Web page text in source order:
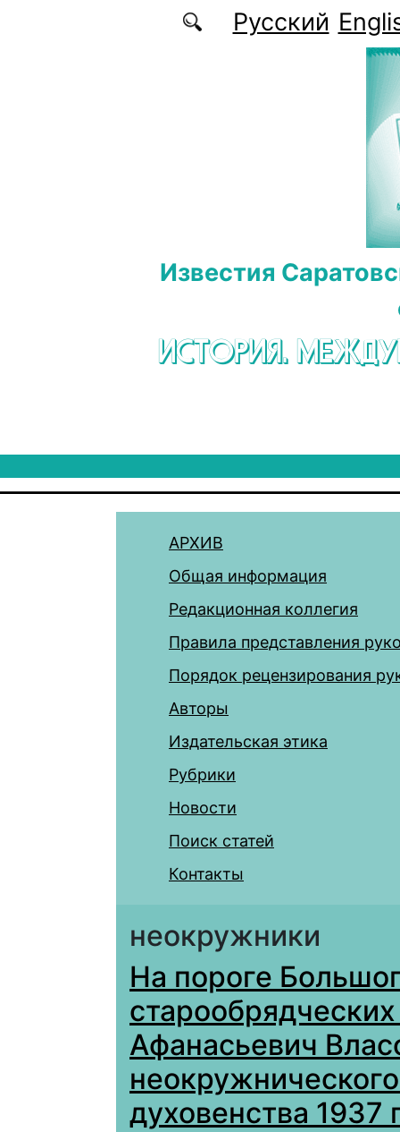
Перейти к основному содержаниюРусский
Известия
ИСТОРИЯ.
АРХИВ
Общая информация
Редакционная коллегия
Правила представления
Порядок рецензирования
Авторы
Издательская этика
Рубрики
Новости
Поиск статей
Контакты
неокружники
На пороге
Афанасьевич
духовенства 1937